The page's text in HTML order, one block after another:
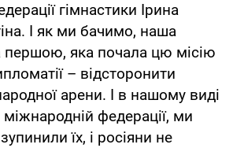
гімнастики Ірина
І як ми бачимо, наша
першою, яка почала цю місію
– відсторонити
арени. І в нашому виді
федерації, ми
їх, і росіяни не